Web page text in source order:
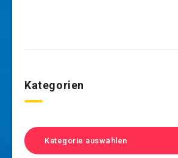
Kategorien
Kategorie auswählen